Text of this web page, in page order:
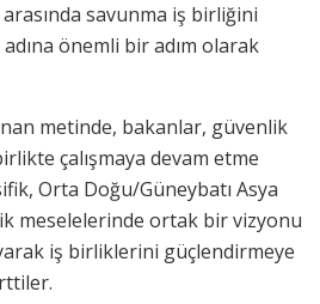
savunma iş birliğini
önemli bir adım olarak
metinde, bakanlar, güvenlik
çalışmaya devam etme
Orta Doğu/Güneybatı Asya
meselelerinde ortak bir vizyonu
iş birliklerini güçlendirmeye